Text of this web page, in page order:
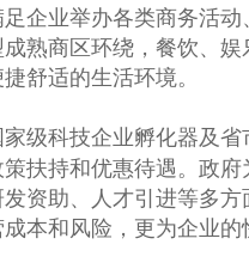
企业举办各类商务活
熟商区环绕，餐饮、
舒适的生活环境。
级科技企业孵化器及
扶持和优惠待遇。政
资助、人才引进等多
本和风险，更为企业